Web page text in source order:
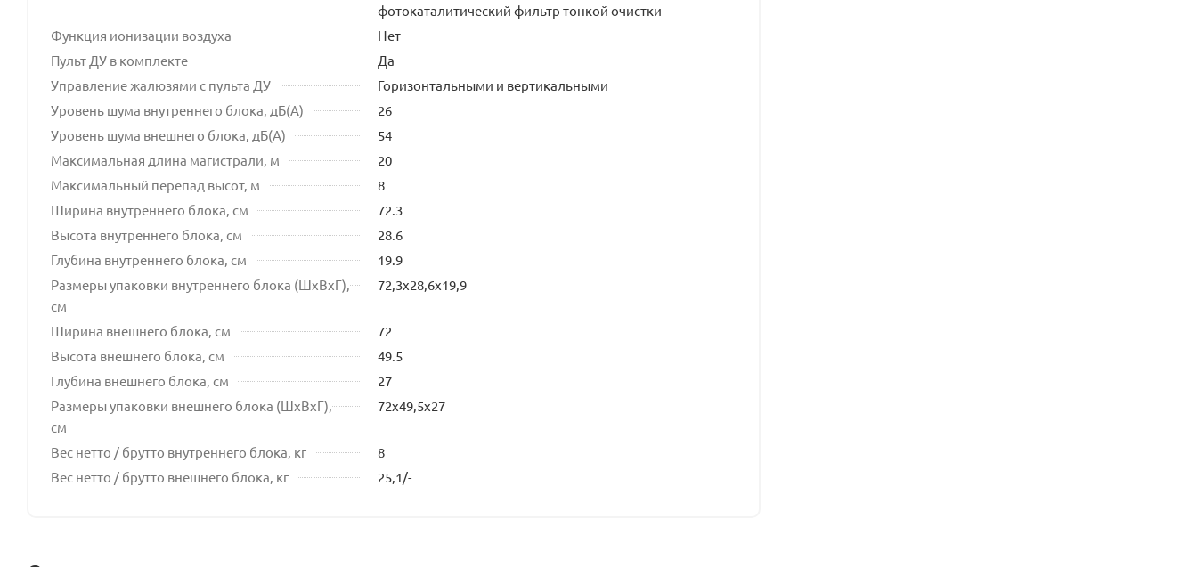
фотокаталитический фильтр тонкой очистки
Функция ионизации воздуха
Нет
Пульт ДУ в комплекте
Да
Управление жалюзями с пульта ДУ
Горизонтальными и вертикальными
Уровень шума внутреннего блока, дБ(А)
26
Уровень шума внешнего блока, дБ(А)
54
Максимальная длина магистрали, м
20
Максимальный перепад высот, м
8
Ширина внутреннего блока, см
72.3
Высота внутреннего блока, см
28.6
Глубина внутреннего блока, см
19.9
Размеры упаковки внутреннего блока (ШхВхГ),
см
72,3x28,6x19,9
Ширина внешнего блока, см
72
Высота внешнего блока, см
49.5
Глубина внешнего блока, см
27
Размеры упаковки внешнего блока (ШхВхГ),
см
72x49,5x27
Вес нетто / брутто внутреннего блока, кг
8
Вес нетто / брутто внешнего блока, кг
25,1/-